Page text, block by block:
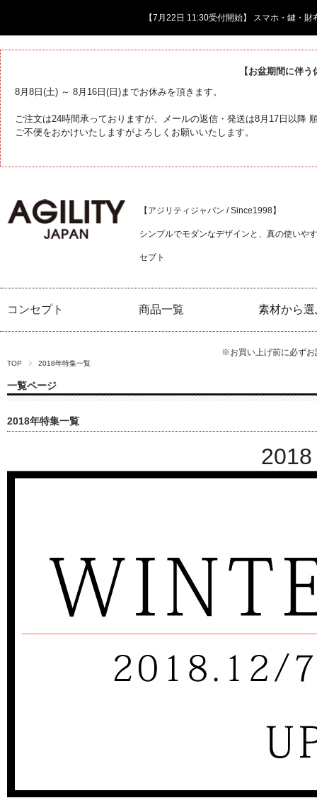
【7月22日 11:30受付開始】 スマホ・鍵・
【お盆期間に伴
8月8日(土) ～ 8月16日(日)までお休みを頂きます。
ご注文は24時間承っておりますが、メールの返信・発送は8月17日以降
ご不便をおかけいたしますがよろしくお願いいたします。
【アジリティジャパン / Since1998】
シンプルでモダンなデザインと、真の使いや
セプト
コンセプト 商品一覧 素材から選
※お買い上げ前に必ず
TOP 2018年特集一覧
一覧ページ
2018年特集一覧